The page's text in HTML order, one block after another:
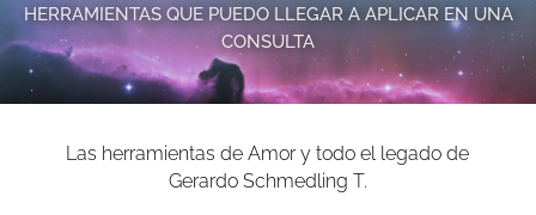
HERRAMIENTAS QUE PUEDO LLEGAR A APLICAR EN UNA
CONSULTA
Las herramientas de Amor y todo el legado de
Gerardo Schmedling T.